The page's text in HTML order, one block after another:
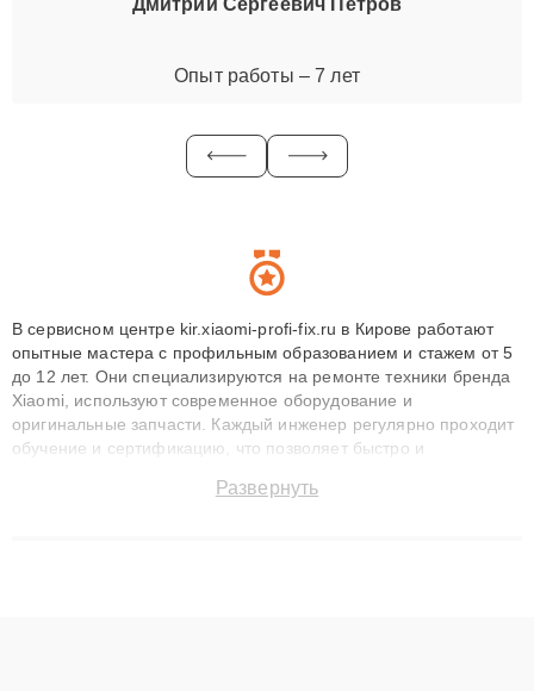
Опыт работы – 7 лет
В сервисном центре kir.xiaomi-profi-fix.ru в Кирове работают
опытные мастера с профильным образованием и стажем от 5
до 12 лет. Они специализируются на ремонте техники бренда
Xiaomi, используют современное оборудование и
оригинальные запчасти. Каждый инженер регулярно проходит
обучение и сертификацию, что позволяет быстро и
сохранением гарантии до 3 лет. Наши мастера решают
Развернуть